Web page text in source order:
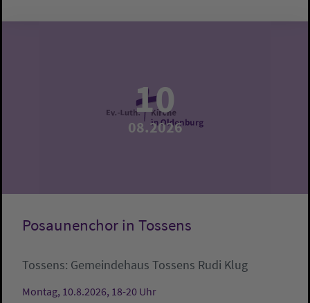
10
08.2026
Posaunenchor in Tossens
Tossens: Gemeindehaus Tossens Rudi Klug
Montag, 10.8.2026, 18-20 Uhr